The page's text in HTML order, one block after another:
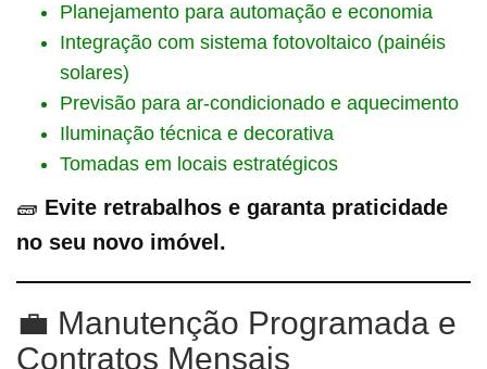
Planejamento para automação e economia
Integração com sistema fotovoltaico (painéis
solares)
Previsão para ar-condicionado e aquecimento
Iluminação técnica e decorativa
Tomadas em locais estratégicos
🧱 Evite retrabalhos e garanta praticidade
no seu novo imóvel.
💼 Manutenção Programada e
Contratos Mensais